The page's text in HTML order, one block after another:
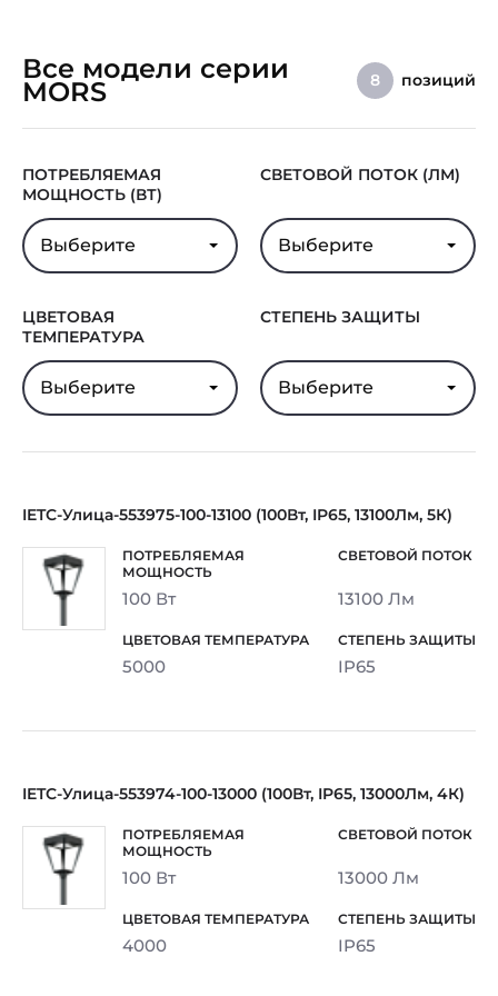
Все модели серии
MORS 8 позиций
ПОТРЕБЛЯЕМАЯ
МОЩНОСТЬ (ВТ)
Выберите
СВЕТОВОЙ ПОТОК (ЛМ)
Выберите
ЦВЕТОВАЯ
ТЕМПЕРАТУРА
Выберите
СТЕПЕНЬ ЗАЩИТЫ
Выберите
IETC-Улица-553975-100-13100 (100Вт, IP65, 13100Лм, 5К)
100 Вт 13100 Лм
5000 IP65
IETC-Улица-553974-100-13000 (100Вт, IP65, 13000Лм, 4К)
100 Вт 13000 Лм
4000 IP65